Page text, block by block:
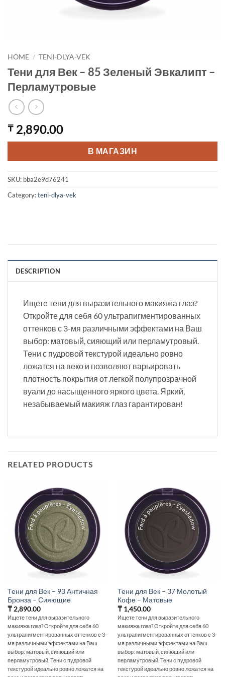
HOME / TENI-DLYA-VEK
Тени для Век – 85 Зеленый Эвкалипт –
Перламутровые
₸ 2,890.00
В МАГАЗИН
SKU: bba2e9d76241
Category:teni-dlya-vek
DESCRIPTION
Ищете тени для выразительного макияжа глаз?
Откройте для себя 60 ультрапигментированных
оттенков с 3-мя различными эффектами на Ваш
выбор: матовый, сияющий или перламутровый.
Тени с пудровой текстурой идеально ровно
ложатся на веко и позволяют варьировать
плотность покрытия от легкой полупрозрачной
вуали до насыщенного яркого цвета. Яркий,
незабываемый макияж глаз гарантирован!
RELATED PRODUCTS
Тени для Век – 93 Античная
Бронза – Сияющие
₸2,890.00
Ищете тени для выразительного
макияжа глаз? Откройте для себя 60
ультрапигментированных оттенков с 3-
мя различными эффектами на Ваш
выбор: матовый, сияющий или
перламутровый. Тени с пудровой
текстурой идеально ровно ложатся на
Тени для Век – 37 Молотый
Кофе – Матовые
₸1,450.00
Ищете тени для выразительного
макияжа глаз? Откройте для себя 60
ультрапигментированных оттенков с 3-
мя различными эффектами на Ваш
выбор: матовый, сияющий или
перламутровый. Тени с пудровой
текстурой идеально ровно ложатся на